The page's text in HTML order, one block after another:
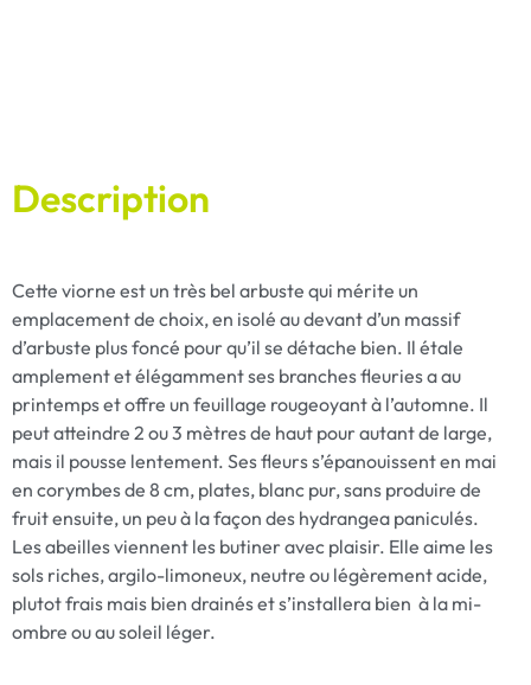
Description
Cette viorne est un très bel arbuste qui mérite un
emplacement de choix, en isolé au devant d’un massif
d’arbuste plus foncé pour qu’il se détache bien. Il étale
amplement et élégamment ses branches fleuries a au
printemps et offre un feuillage rougeoyant à l’automne. Il
peut atteindre 2 ou 3 mètres de haut pour autant de large,
mais il pousse lentement. Ses fleurs s’épanouissent en mai
en corymbes de 8 cm, plates, blanc pur, sans produire de
fruit ensuite, un peu à la façon des hydrangea paniculés.
Les abeilles viennent les butiner avec plaisir. Elle aime les
sols riches, argilo-limoneux, neutre ou légèrement acide,
plutot frais mais bien drainés et s’installera bien à la mi-
ombre ou au soleil léger.